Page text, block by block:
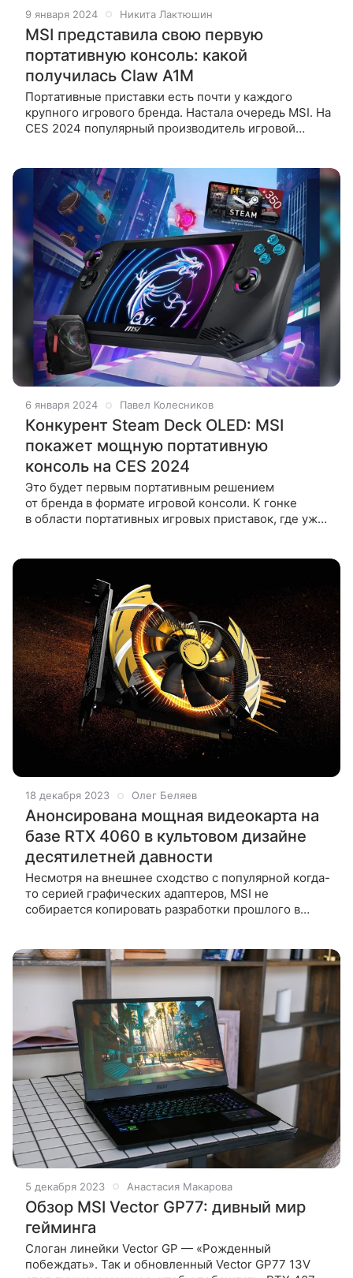
9 января 2024 Никита Лактюшин
MSI представила свою первую
портативную консоль: какой
получилась Claw A1M
Портативные приставки есть почти у каждого
крупного игрового бренда. Настала очередь MSI. На
CES 2024 популярный производитель игровой
6 января 2024 Павел Колесников
Конкурент Steam Deck OLED: MSI
покажет мощную портативную
консоль на CES 2024
Это будет первым портативным решением
от бренда в формате игровой консоли. К гонке
в области портативных игровых приставок, где уже
18 декабря 2023 Олег Беляев
Анонсирована мощная видеокарта на
базе RTX 4060 в культовом дизайне
десятилетней давности
Несмотря на внешнее сходство с популярной когда-
то серией графических адаптеров, MSI не
собирается копировать разработки прошлого в
5 декабря 2023 Анастасия Макарова
Обзор MSI Vector GP77: дивный мир
гейминга
Слоган линейки Vector GP — «Рожденный
побеждать». Так и обновленный Vector GP77 13V